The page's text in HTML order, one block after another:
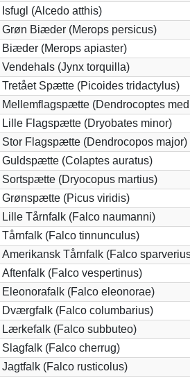
Isfugl (Alcedo atthis)
Grøn Biæder (Merops persicus)
Biæder (Merops apiaster)
Vendehals (Jynx torquilla)
Tretået Spætte (Picoides tridactylus)
Mellemflagspætte (Dendrocoptes
Lille Flagspætte (Dryobates minor)
Stor Flagspætte (Dendrocopos major)
Guldspætte (Colaptes auratus)
Sortspætte (Dryocopus martius)
Grønspætte (Picus viridis)
Lille Tårnfalk (Falco naumanni)
Tårnfalk (Falco tinnunculus)
Amerikansk Tårnfalk (Falco
Aftenfalk (Falco vespertinus)
Eleonorafalk (Falco eleonorae)
Dværgfalk (Falco columbarius)
Lærkefalk (Falco subbuteo)
Slagfalk (Falco cherrug)
Jagtfalk (Falco rusticolus)